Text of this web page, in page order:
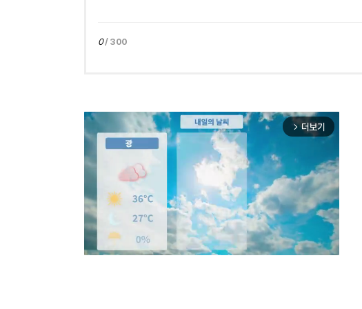
0/ 300
arrow_forward_ios 더보기